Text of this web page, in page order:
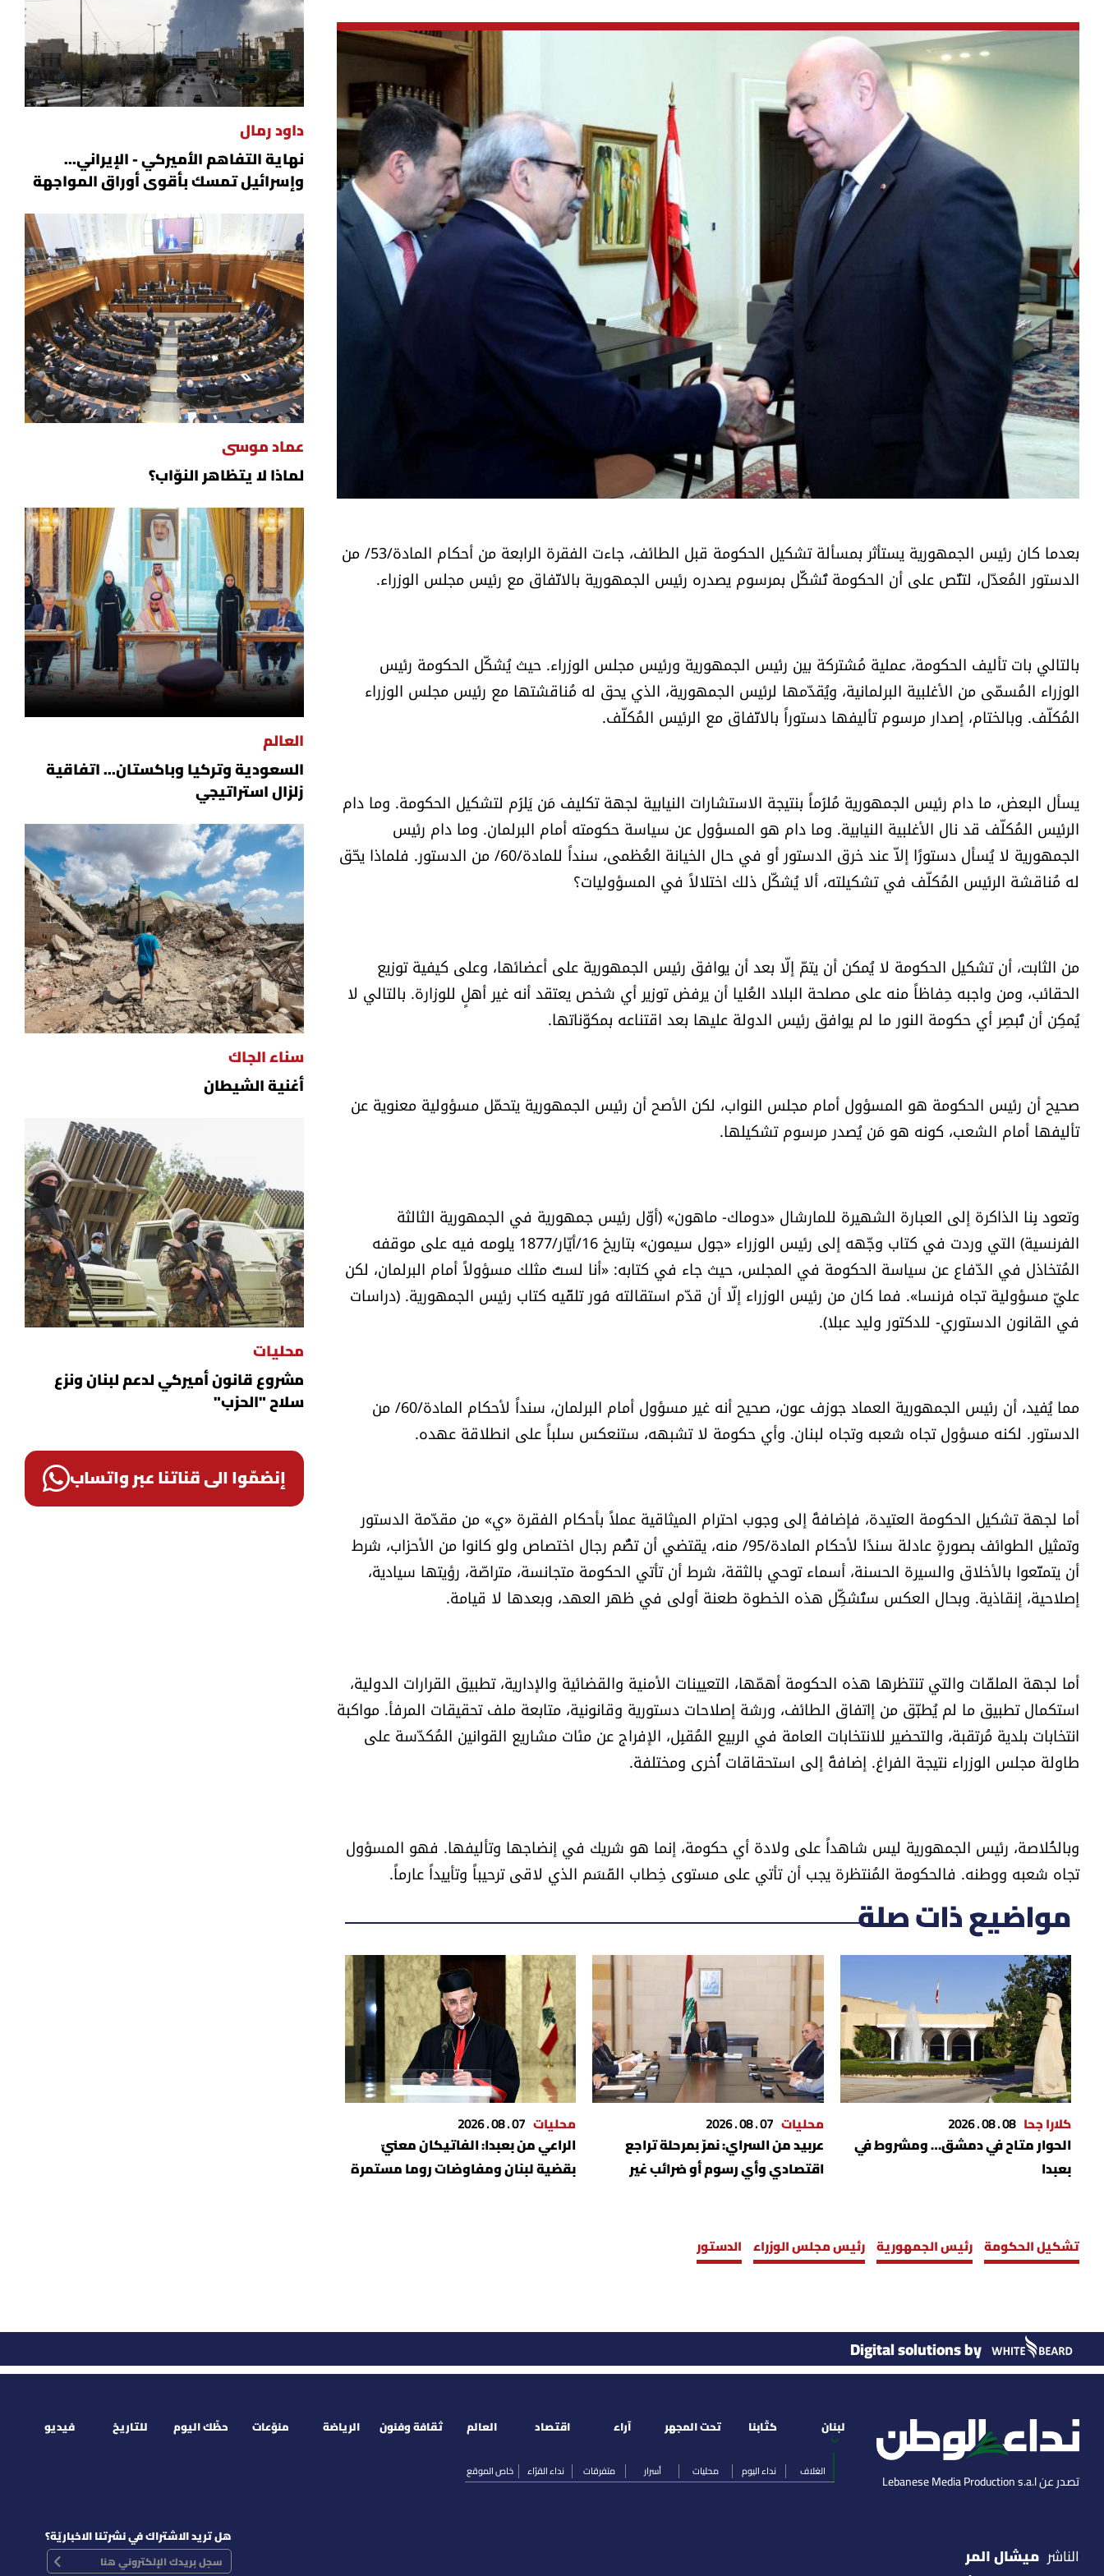
بعدما كان رئيس الجمهورية يستأثر بمسألة تشكيل الحكومة قبل الطائف، جاءت الفقرة الرابعة من أحكام المادة/53/ من
الدستور المُعدّل، لتنُّص على أن الحكومة تُشكَّل بمرسوم يصدره رئيس الجمهورية بالاتّفاق مع رئيس مجلس الوزراء.
بالتالي بات تأليف الحكومة، عملية مُشتركة بين رئيس الجمهورية ورئيس مجلس الوزراء. حيث يُشكّل الحكومة رئيس
الوزراء المُسمّى من الأغلبية البرلمانية، ويُقدّمها لرئيس الجمهورية، الذي يحق له مُناقشتها مع رئيس مجلس الوزراء
المُكلّف. وبالختام، إصدار مرسوم تأليفها دستوراً بالاتّفاق مع الرئيس المُكلّف.
يسأل البعض، ما دام رئيس الجمهورية مُلزَماً بنتيجة الاستشارات النيابية لجهة تكليف مَن يَلزَم لتشكيل الحكومة. وما دام
الرئيس المُكلّف قد نال الأغلبية النيابية. وما دام هو المسؤول عن سياسة حكومته أمام البرلمان. وما دام رئيس
الجمهورية لا يُسأل دستورًا إلاّ عند خرق الدستور أو في حال الخيانة العُظمى، سنداً للمادة/60/ من الدستور. فلماذا يحّق
له مُناقشة الرئيس المُكلّف في تشكيلته، ألا يُشكّل ذلك اختلالاً في المسؤوليات؟
من الثابت، أن تشكيل الحكومة لا يُمكن أن يتمّ إلّا بعد أن يوافق رئيس الجمهورية على أعضائها، وعلى كيفية توزيع
الحقائب، ومن واجبه حِفاظاً منه على مصلحة البلاد العُليا أن يرفض توزير أي شخص يعتقد أنه غير أهلٍ للوزارة. بالتالي لا
يُمكِن أن تُبصِر أي حكومة النور ما لم يوافق رئيس الدولة عليها بعد اقتناعه بمكوّناتها.
صحيح أن رئيس الحكومة هو المسؤول أمام مجلس النواب، لكن الأصح أن رئيس الجمهورية يتحمّل مسؤولية معنوية عن
تأليفها أمام الشعب، كونه هو مَن يُصدر مرسوم تشكيلها.
وتعود بِنا الذاكرة إلى العبارة الشهيرة للمارشال «دوماك- ماهون» (أوّل رئيس جمهورية في الجمهورية الثالثة
الفرنسية) التي وردت في كتاب وجّهه إلى رئيس الوزراء «جول سيمون» بتاريخ 16/أيّار/1877 يلومه فيه على موقفه
المُتخاذل في الدّفاع عن سياسة الحكومة في المجلس، حيث جاء في كتابه: «أنا لستُ مثلك مسؤولاً أمام البرلمان، لكن
عليّ مسؤولية تجاه فرنسا». فما كان من رئيس الوزراء إلّا أن قدّم استقالته فَور تلقّيه كتاب رئيس الجمهورية. (دراسات
في القانون الدستوري- للدكتور وليد عبلا).
مما يُفيد، أن رئيس الجمهورية العماد جوزف عون، صحيح أنه غير مسؤول أمام البرلمان، سنداً لأحكام المادة/60/ من
الدستور. لكنه مسؤول تجاه شعبه وتجاه لبنان. وأي حكومة لا تشبهه، ستنعكس سلباً على انطلاقة عهده.
أما لجهة تشكيل الحكومة العتيدة، فإضافةً إلى وجوب احترام الميثاقية عملاً بأحكام الفقرة «ي» من مقدّمة الدستور
وتمثيل الطوائف بصورةٍ عادلة سندًا لأحكام المادة/95/ منه، يقتضي أن تضُّم رجال اختصاص ولو كانوا من الأحزاب، شرط
أن يتمتّعوا بالأخلاق والسيرة الحسنة، أسماء توحي بالثقة، شرط أن تأتي الحكومة متجانسة، متراصّة، رؤيتها سيادية،
إصلاحية، إنقاذية. وبحال العكس ستُشكِّل هذه الخطوة طعنة أولى في ظهر العهد، وبعدها لا قيامة.
أما لجهة الملفّات والتي تنتظرها هذه الحكومة أهمّها، التعيينات الأمنية والقضائية والإدارية، تطبيق القرارات الدولية،
استكمال تطبيق ما لم يُطبّق من إاتفاق الطائف، ورشة إصلاحات دستورية وقانونية، متابعة ملف تحقيقات المرفأ. مواكبة
انتخابات بلدية مُرتقبة، والتحضير للانتخابات العامة في الربيع المُقبِل، الإفراج عن مئات مشاريع القوانين المُكدّسة على
طاولة مجلس الوزراء نتيجة الفراغ. إضافةً إلى استحقاقات أُخرى ومختلفة.
وبالخُلاصة، رئيس الجمهورية ليس شاهداً على ولادة أي حكومة، إنما هو شريك في إنضاجها وتأليفها. فهو المسؤول
تجاه شعبه ووطنه. فالحكومة المُنتظرة يجب أن تأتي على مستوى خِطاب القَسَم الذي لاقى ترحيباً وتأييداً عارماً.
مواضيع ذات صلة
كلارا جحا 08 . 08 . 2026
الحوار متاح في دمشق… ومشروط في
بعبدا
محليات 07 . 08 . 2026
عربيد من السراي: نمرّ بمرحلة تراجع
اقتصادي وأي رسوم أو ضرائب غير
محليات 07 . 08 . 2026
الراعي من بعبدا: الفاتيكان معنيّ
بقضية لبنان ومفاوضات روما مستمرة
تشكيل الحكومة رئيس الجمهورية رئيس مجلس الوزراء الدستور
داود رمال
نهاية التفاهم الأميركي - الإيراني...
وإسرائيل تمسك بأقوى أوراق المواجهة
عماد موسى
لماذا لا يتظاهر النوّاب؟
العالم
السعودية وتركيا وباكستان... اتفاقية
زلزال استراتيجي
سناء الجاك
أغنية الشيطان
محليات
مشروع قانون أميركي لدعم لبنان ونزع
سلاح "الحزب"
إنضمّوا الى قناتنا عبر واتساب
Digital solutions by
تصدر عن Lebanese Media Production s.a.l
لبنان
الغلاف نداء اليوم محليات أسرار متفرقات نداء القرّاء خاص الموقع
كتّابنا تحت المجهر آراء اقتصاد العالم ثقافة وفنون الرياضة منوّعات حظّك اليوم للتاريخ فيديو
الناشر ميشال المر
هل تريد الاشتراك في نشرتنا الاخباريّة؟